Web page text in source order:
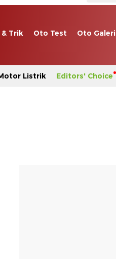
Trik Oto Test Oto Galeri
Listrik Editors' Choice